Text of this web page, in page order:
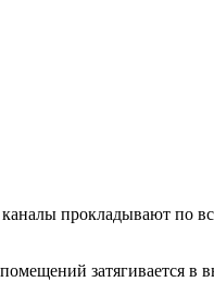
прокладывают по
затягивается